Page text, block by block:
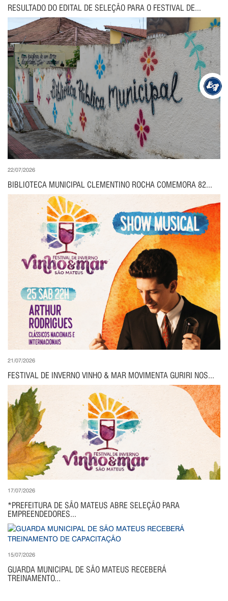
RESULTADO DO EDITAL DE SELEÇÃO PARA O FESTIVAL DE...
22/07/2026
BIBLIOTECA MUNICIPAL CLEMENTINO ROCHA COMEMORA 82...
21/07/2026
FESTIVAL DE INVERNO VINHO & MAR MOVIMENTA GURIRI NOS...
17/07/2026
*PREFEITURA DE SÃO MATEUS ABRE SELEÇÃO PARA
EMPREENDEDORES...
15/07/2026
GUARDA MUNICIPAL DE SÃO MATEUS RECEBERÁ
TREINAMENTO...